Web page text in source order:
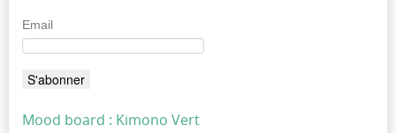
Email
Mood board : Kimono Vert